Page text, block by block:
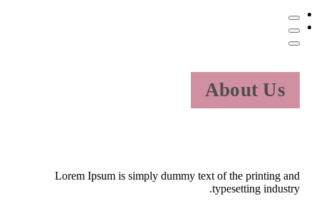
About Us
Lorem Ipsum is simply dummy text of the printing and
typesetting industry.